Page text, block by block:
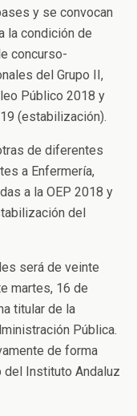
y se convocan
la condición de
concurso-
del Grupo II,
Público 2018 y
(estabilización).
de diferentes
a Enfermería,
a la OEP 2018 y
del
será de veinte
martes, 16 de
titular de la
Pública.
de forma
del Instituto Andaluz